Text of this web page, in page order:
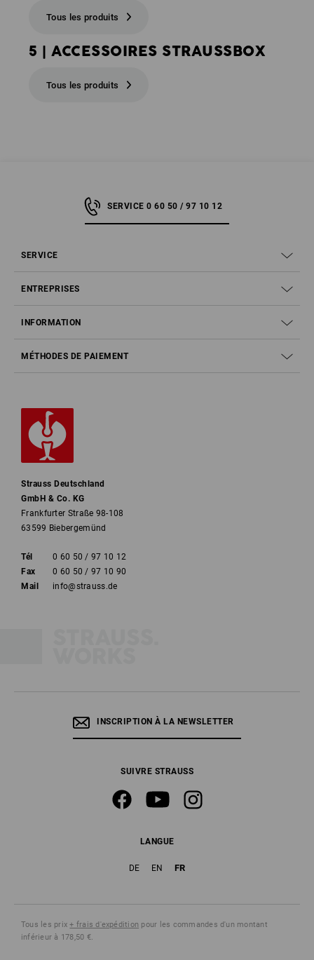
Tous les produits
5 | ACCESSOIRES STRAUSSBOX
Tous les produits
SERVICE 0 60 50 / 97 10 12
SERVICE
ENTREPRISES
INFORMATION
MÉTHODES DE PAIEMENT
Strauss Deutschland
GmbH & Co. KG
Frankfurter Straße 98-108
63599 Biebergemünd
Tél
0 60 50 / 97 10 12
Fax
0 60 50 / 97 10 90
Mail
info@strauss.de
INSCRIPTION À LA NEWSLETTER
SUIVRE STRAUSS
LANGUE
DE EN FR
Tous les prix+ frais d'expédition pour les commandes d'un montant
inférieur à 178,50 €.